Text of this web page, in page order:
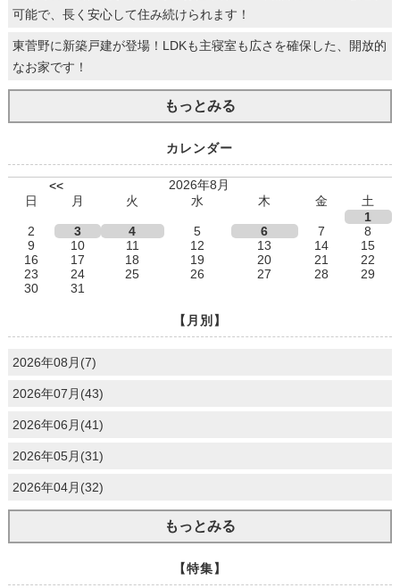
可能で、長く安心して住み続けられます！
東菅野に新築戸建が登場！LDKも主寝室も広さを確保した、開放的
なお家です！
もっとみる
カレンダー
<<
2026年8月
日
月 火 水 木 金
土
1
2
3 4 5 6 7
8
9
10 11 12 13 14
15
16
17 18 19 20 21
22
23
24 25 26 27 28
29
30
31
【月別】
2026年08月(7)
2026年07月(43)
2026年06月(41)
2026年05月(31)
2026年04月(32)
もっとみる
【特集】